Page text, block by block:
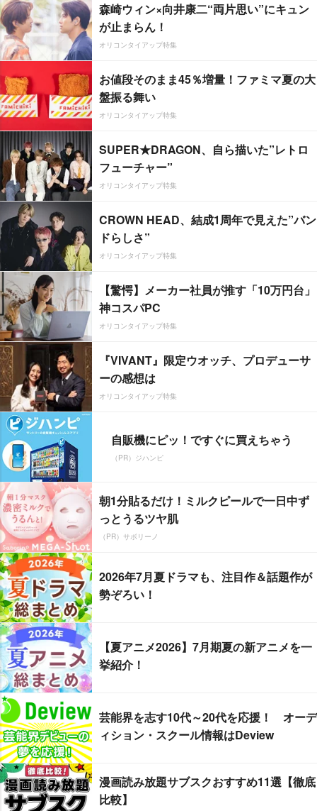
森崎ウィン×向井康二“両片思い”にキュン
が止まらん！
オリコンタイアップ特集
お値段そのまま45％増量！ファミマ夏の大
盤振る舞い
オリコンタイアップ特集
SUPER★DRAGON、自ら描いた”レトロ
フューチャー”
オリコンタイアップ特集
CROWN HEAD、結成1周年で見えた”バン
ドらしさ”
オリコンタイアップ特集
【驚愕】メーカー社員が推す「10万円台」
神コスパPC
オリコンタイアップ特集
『VIVANT』限定ウオッチ、プロデューサ
ーの感想は
オリコンタイアップ特集
自販機にピッ！ですぐに買えちゃう
（PR）ジハンピ
朝1分貼るだけ！ミルクピールで一日中ず
っとうるツヤ肌
（PR）サボリーノ
2026年7月夏ドラマも、注目作＆話題作が
勢ぞろい！
【夏アニメ2026】7月期夏の新アニメを一
挙紹介！
芸能界を志す10代～20代を応援！ オーデ
ィション・スクール情報はDeview
漫画読み放題サブスクおすすめ11選【徹底
比較】